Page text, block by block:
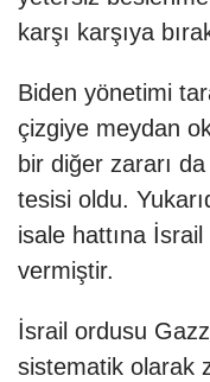
karşı karşıya
Biden yönetimi
çizgiye meydan
bir diğer zararı
tesisi oldu.
isale hattına
vermiştir.
İsrail ordusu
sistematik olarak